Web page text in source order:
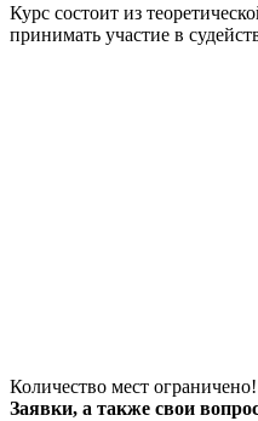
Курс состоит из
принимать участие в
Количество мест
Заявки, а также свои